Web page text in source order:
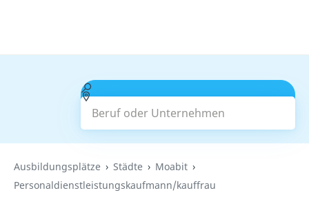
Beruf oder Unternehmen
Suchen
Ausbildungsplätze Städte
Moabit
Personaldienstleistungskaufmann/kauffrau